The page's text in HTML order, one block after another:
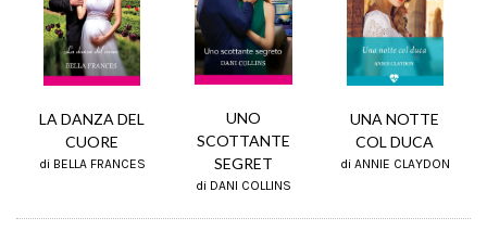
LA DANZA DEL
CUORE
di BELLA FRANCES
UNO
SCOTTANTE
SEGRET
di DANI COLLINS
UNA NOTTE
COL DUCA
di ANNIE CLAYDON